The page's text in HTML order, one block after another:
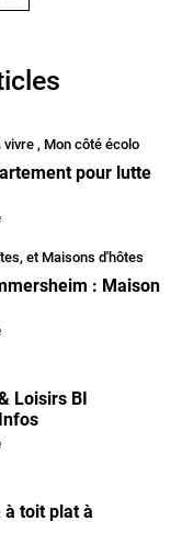
vivre , Mon côté écolo
pour lutte
et Maisons d'hôtes
: Maison
Loisirs BI
à toit plat à